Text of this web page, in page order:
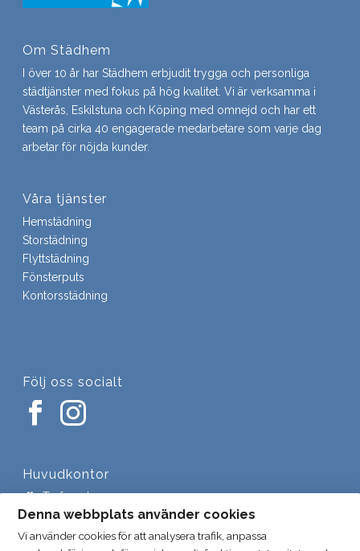
Om Städhem
I över 10 år har Städhem erbjudit trygga och personliga
städtjänster med fokus på hög kvalitet. Vi är verksamma i
Västerås, Eskilstuna och Köping med omnejd och har ett
team på cirka 40 engagerade medarbetare som varje dag
arbetar för nöjda kunder.
Våra tjänster
Hemstädning
Storstädning
Flyttstädning
Fönsterputs
Kontorsstädning
Följ oss socialt
Huvudkontor
Trefasgatan 4
721 30 Västerås
021-448 40 40
Denna webbplats använder cookies
Vi använder cookies för att analysera trafik, anpassa